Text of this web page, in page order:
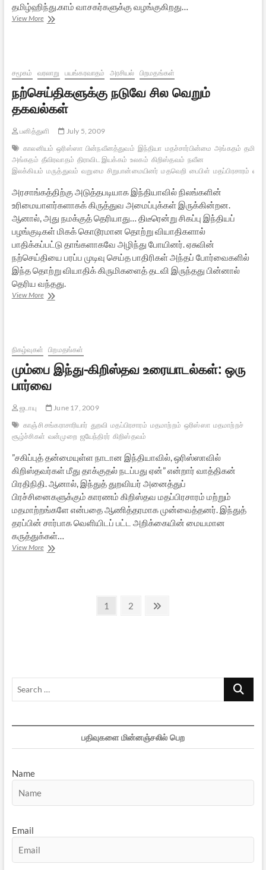
தமிழ்ஹிந்து.காம் வாசகர்களுக்கு வழங்குகிறது…
View Moreஸ்ரீகிருஷ்ண
பலிதானமும்
சமூகம் வரலாறு பயங்கரவாதம் அரசியல் பிறமதங்கள்
நற்செய்திகளுக்கு நடுவே சில வெறும்
தகவல்கள்
பனித்துளி
July 5, 2009
காலனியம் ஒரிஸ்ஸா பின்நவீனத்துவம் இந்தியா மதச்சார்பின்மை அங்கதம் தமிழ்
அங்கதம் தீவிரவாதம் திராவிட இயக்கம் உலகம் கிறிஸ்தவம் நவீன
இலக்கியம் மருத்துவம் வறுமை சிறுபான்மையினர் மதவெறி பைபிள் மதப்பிரசாரம் ஏசு
அரசாங்கத்திற்கு அடுத்தபடியாக இந்தியாவில் நிலங்களின்
உரிமையாளர்களாகக் கிருத்துவ அமைப்புக்கள் இருக்கின்றன.
ஆனால், அது நமக்குத் தெரியாது… திடீரென்று சிகப்பு இந்தியப்
பழங்குடிகள் மிகக் கொடூரமான தொற்று வியாதிகளால்
பாதிக்கப்பட்டு தாங்களாகவே அழிந்து போயினர். ஏசுவின்
நற்செய்தியை பரப்ப முடிவு செய்த பாதிரிகள் அந்தப் போர்வைகளில்
இந்த தொற்று வியாதிக் கிருமிகளைத் தடவி இருந்தது பின்னால்
தெரிய வந்தது.
View Moreநற்செய்திகளுக்கு
நிகழ்வுகள்
பிறமதங்கள்
மும்பை இந்து-கிறிஸ்தவ உரையாடல்கள்: ஒரு
பார்வை
ஜடாயு
June 17, 2009
காஞ்சி சங்கராசாரியார் துறவி மதப்பிரசாரம் மதமாற்றம் ஒரிஸ்ஸா மதமாற்றச்
சூழ்ச்சிகள் வன்முறை ஜயேந்திரர் கிறிஸ்தவம்
”சகிப்புத் தன்மையுள்ள நாடான இந்தியாவில், ஒரிஸ்ஸாவில்
கிறிஸ்தவர்கள் மீது தாக்குதல் நடப்பது ஏன்” என்றார் வாத்திகன்
பிரதிநிதி. ஆனால், இந்துத் துறவியர் அனைத்துப்
பிரச்சினைகளுக்கும் காரணம் கிறிஸ்தவ மதப்பிரசாரம் மற்றும்
மதமாற்றங்களே என்பதை ஆணித்தரமாக முன்வைத்தனர். இந்துத்
தரப்பின் சார்பாக வெளியிடப் பட்ட அறிக்கையின் மையமான
கருத்துக்கள்…
View Moreமும்பை
Page
1 Page
2
Search
பதிவுகளை மின்னஞ்சலில் பெற
Name
Email